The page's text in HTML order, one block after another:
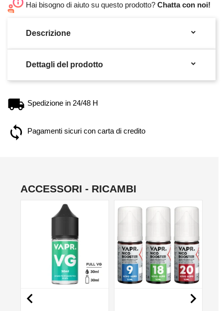
Hai bisogno di aiuto su questo prodotto? Chatta con noi!
Descrizione 
Dettagli del prodotto 
Spedizione in 24/48 H
Pagamenti sicuri con carta di credito
ACCESSORI - RICAMBI
 